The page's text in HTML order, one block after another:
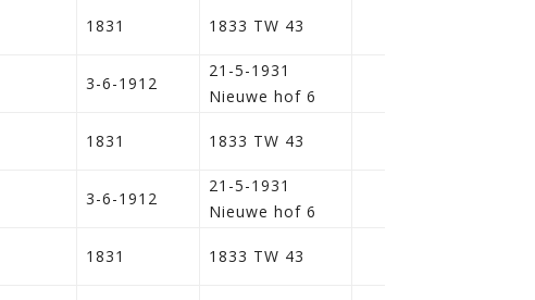
1831 1833 TW 43
3-6-1912
21-5-1931
Nieuwe hof 6
1831 1833 TW 43
3-6-1912
21-5-1931
Nieuwe hof 6
1831 1833 TW 43